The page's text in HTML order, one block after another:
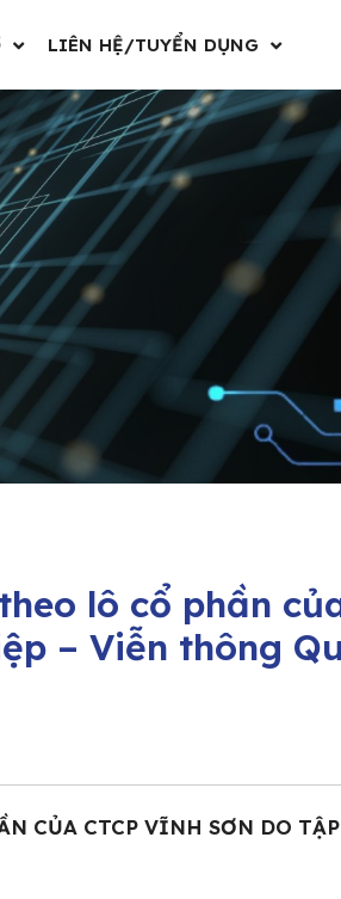
LIÊN HỆ/TUYỂN DỤNG
lô cổ phần
– Viễn thông
CỦA CTCP VĨNH SƠN DO